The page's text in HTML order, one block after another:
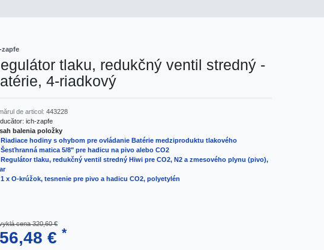
zapfe
tlaku, redukčný ventil stredný -
4-riadkový
de articol: 443228
ich-zapfe
balenia položky
Riadiace hodiny s ohybom pre ovládanie Batérie medziproduktu tlakového
Šesťhranná matica 5/8" pre hadicu na pivo alebo CO2
Regulátor tlaku, redukčný ventil stredný Hiwi pre CO2, N2 a zmesového plynu (pivo),
1 x O-krúžok, tesnenie pre pivo a hadicu CO2, polyetylén
cena 320,60 €
€ *